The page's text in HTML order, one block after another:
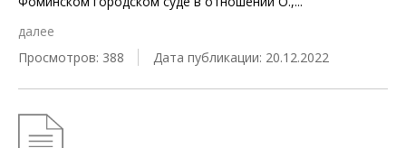
далее
Просмотров: 388
Дата публикации: 20.12.2022